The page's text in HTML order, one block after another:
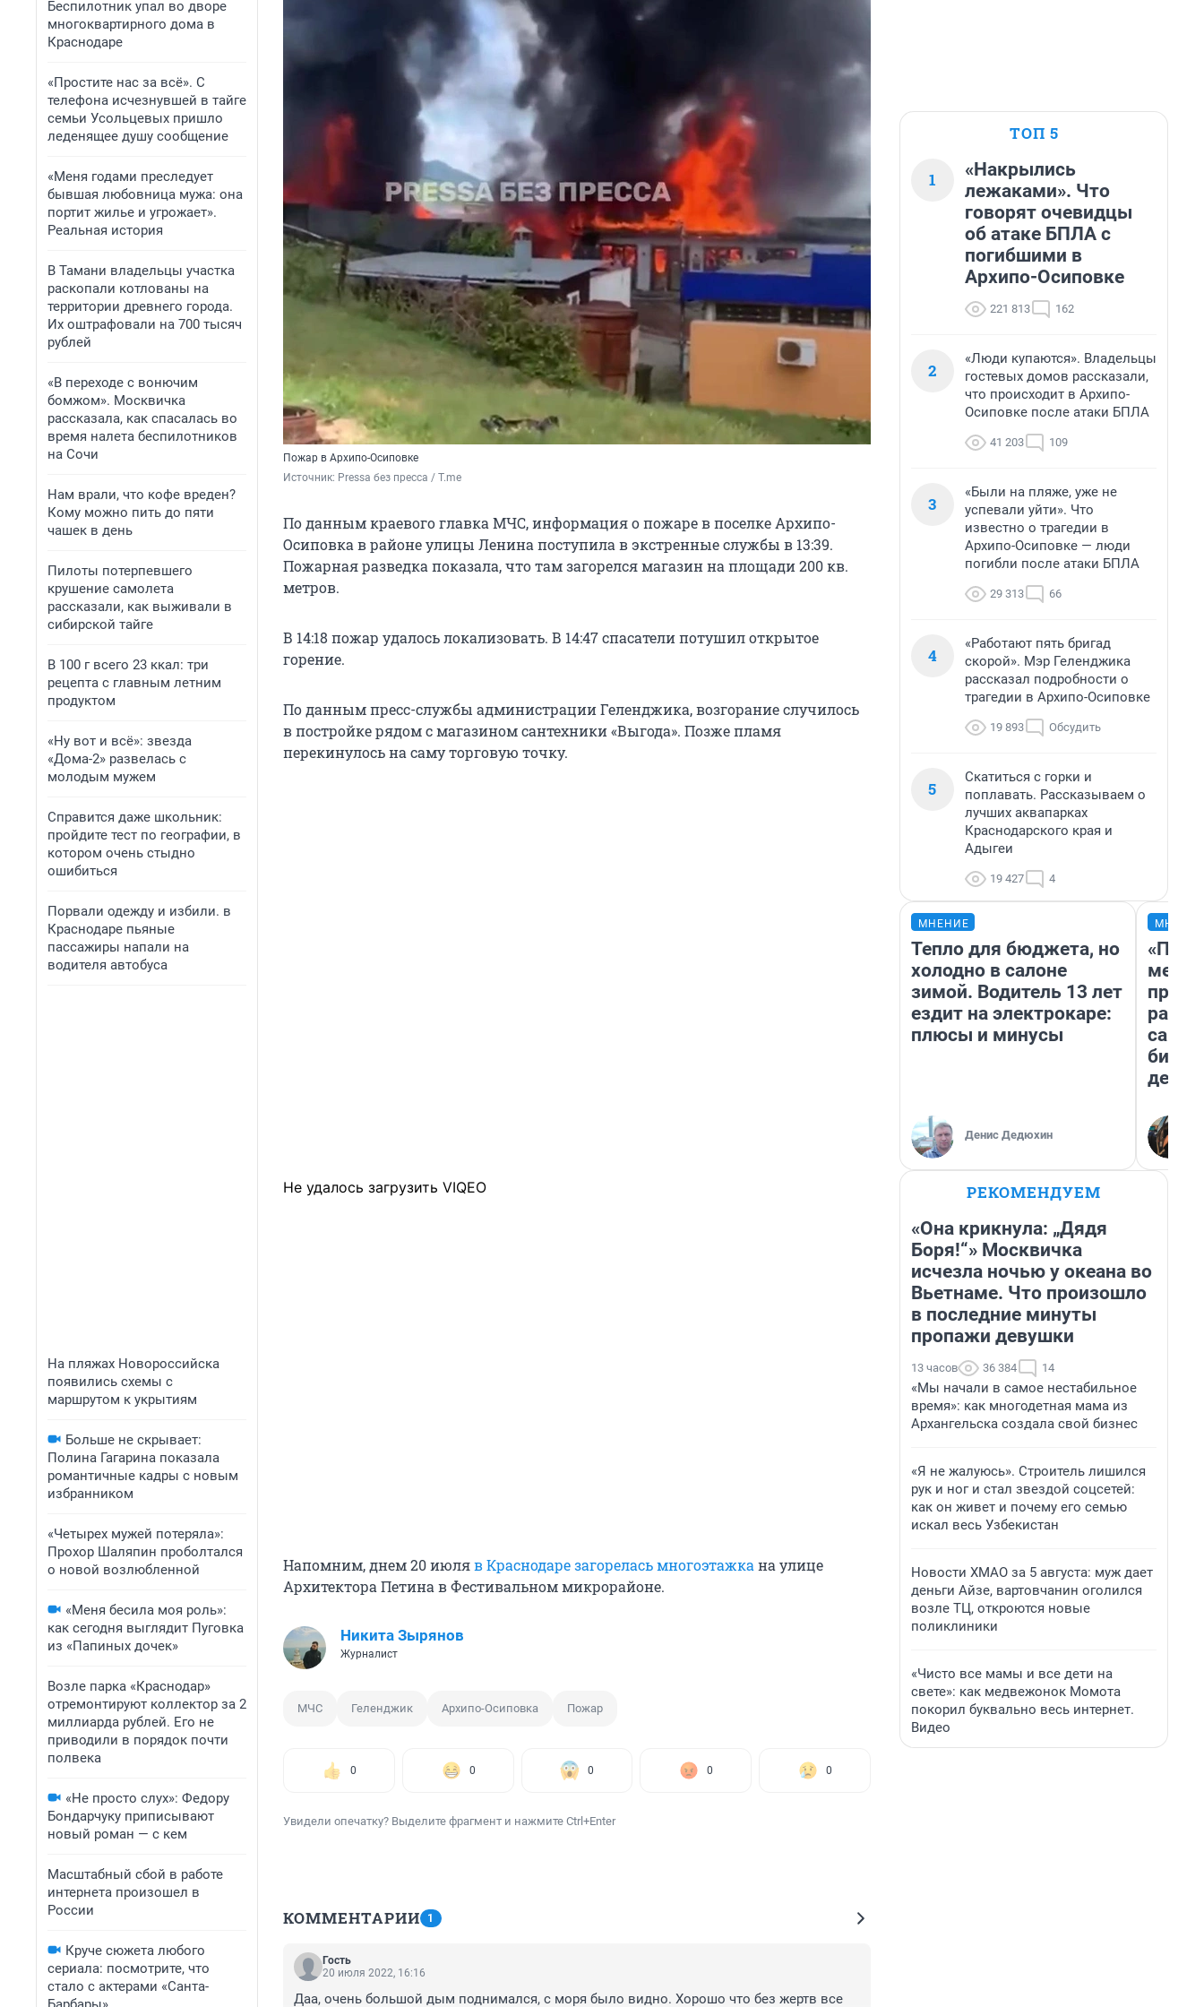
Беспилотник упал во дворе
многоквартирного дома в
Краснодаре
«Простите нас за всё». С
телефона исчезнувшей в тайге
семьи Усольцевых пришло
леденящее душу сообщение
«Меня годами преследует
бывшая любовница мужа: она
портит жилье и угрожает».
Реальная история
В Тамани владельцы участка
раскопали котлованы на
территории древнего города.
Их оштрафовали на 700 тысяч
рублей
«В переходе с вонючим
бомжом». Москвичка
рассказала, как спасалась во
время налета беспилотников
на Сочи
Нам врали, что кофе вреден?
Кому можно пить до пяти
чашек в день
Пилоты потерпевшего
крушение самолета
рассказали, как выживали в
сибирской тайге
В 100 г всего 23 ккал: три
рецепта с главным летним
продуктом
«Ну вот и всё»: звезда
«Дома-2» развелась с
молодым мужем
Справится даже школьник:
пройдите тест по географии, в
котором очень стыдно
ошибиться
Порвали одежду и избили. в
Краснодаре пьяные
пассажиры напали на
водителя автобуса
На пляжах Новороссийска
появились схемы с
маршрутом к укрытиям
Больше не скрывает:
Полина Гагарина показала
романтичные кадры с новым
избранником
«Четырех мужей потеряла»:
Прохор Шаляпин проболтался
о новой возлюбленной
«Меня бесила моя роль»:
как сегодня выглядит Пуговка
из «Папиных дочек»
Возле парка «Краснодар»
отремонтируют коллектор за 2
миллиарда рублей. Его не
приводили в порядок почти
полвека
«Не просто слух»: Федору
Бондарчуку приписывают
новый роман — с кем
Масштабный сбой в работе
интернета произошел в
России
Круче сюжета любого
сериала: посмотрите, что
стало с актерами «Санта-
Пожар в Архипо-Осиповке
Источник: Pressа без пресса / Т.me
По данным краевого главка МЧС, информация о пожаре в поселке Архипо-
Осиповка в районе улицы Ленина поступила в экстренные службы в 13:39.
Пожарная разведка показала, что там загорелся магазин на площади 200 кв.
метров.
В 14:18 пожар удалось локализовать. В 14:47 спасатели потушил открытое
горение.
По данным пресс-службы администрации Геленджика, возгорание случилось
в постройке рядом с магазином сантехники «Выгода». Позже пламя
перекинулось на саму торговую точку.
Не удалось загрузить VIQEO
Напомним, днем 20 июляв Краснодаре загорелась многоэтажка на улице
Архитектора Петина в Фестивальном микрорайоне.
Никита Зырянов
Журналист
МЧС Геленджик Архипо-Осиповка Пожар
0 0 0 0 0
Увидели опечатку? Выделите фрагмент и нажмите Ctrl+Enter
КОММЕНТАРИИ 1
Гость
20 июля 2022, 16:16
Даа, очень большой дым поднимался, с моря было видно. Хорошо что без жертв все
ТОП 5
1
«Накрылись
лежаками». Что
говорят очевидцы
об атаке БПЛА с
погибшими в
Архипо-Осиповке
221 813 162
2
«Люди купаются». Владельцы
гостевых домов рассказали,
что происходит в Архипо-
Осиповке после атаки БПЛА
41 203 109
3
«Были на пляже, уже не
успевали уйти». Что
известно о трагедии в
Архипо-Осиповке — люди
погибли после атаки БПЛА
29 313 66
4
«Работают пять бригад
скорой». Мэр Геленджика
рассказал подробности о
трагедии в Архипо-Осиповке
19 893 Обсудить
5
Скатиться с горки и
поплавать. Рассказываем о
лучших аквапарках
Краснодарского края и
Адыгеи
19 427 4
МНЕНИЕ
Тепло для бюджета, но
холодно в салоне
зимой. Водитель 13 лет
ездит на электрокаре:
плюсы и минусы
Денис Дедюхин
РЕКОМЕНДУЕМ
«Она крикнула: „Дядя
Боря!“» Москвичка
исчезла ночью у океана во
Вьетнаме. Что произошло
в последние минуты
пропажи девушки
13 часов 36 384 14
«Мы начали в самое нестабильное
время»: как многодетная мама из
Архангельска создала свой бизнес
«Я не жалуюсь». Строитель лишился
рук и ног и стал звездой соцсетей:
как он живет и почему его семью
искал весь Узбекистан
Новости ХМАО за 5 августа: муж дает
деньги Айзе, вартовчанин оголился
возле ТЦ, откроются новые
поликлиники
«Чисто все мамы и все дети на
свете»: как медвежонок Момота
покорил буквально весь интернет.
Видео